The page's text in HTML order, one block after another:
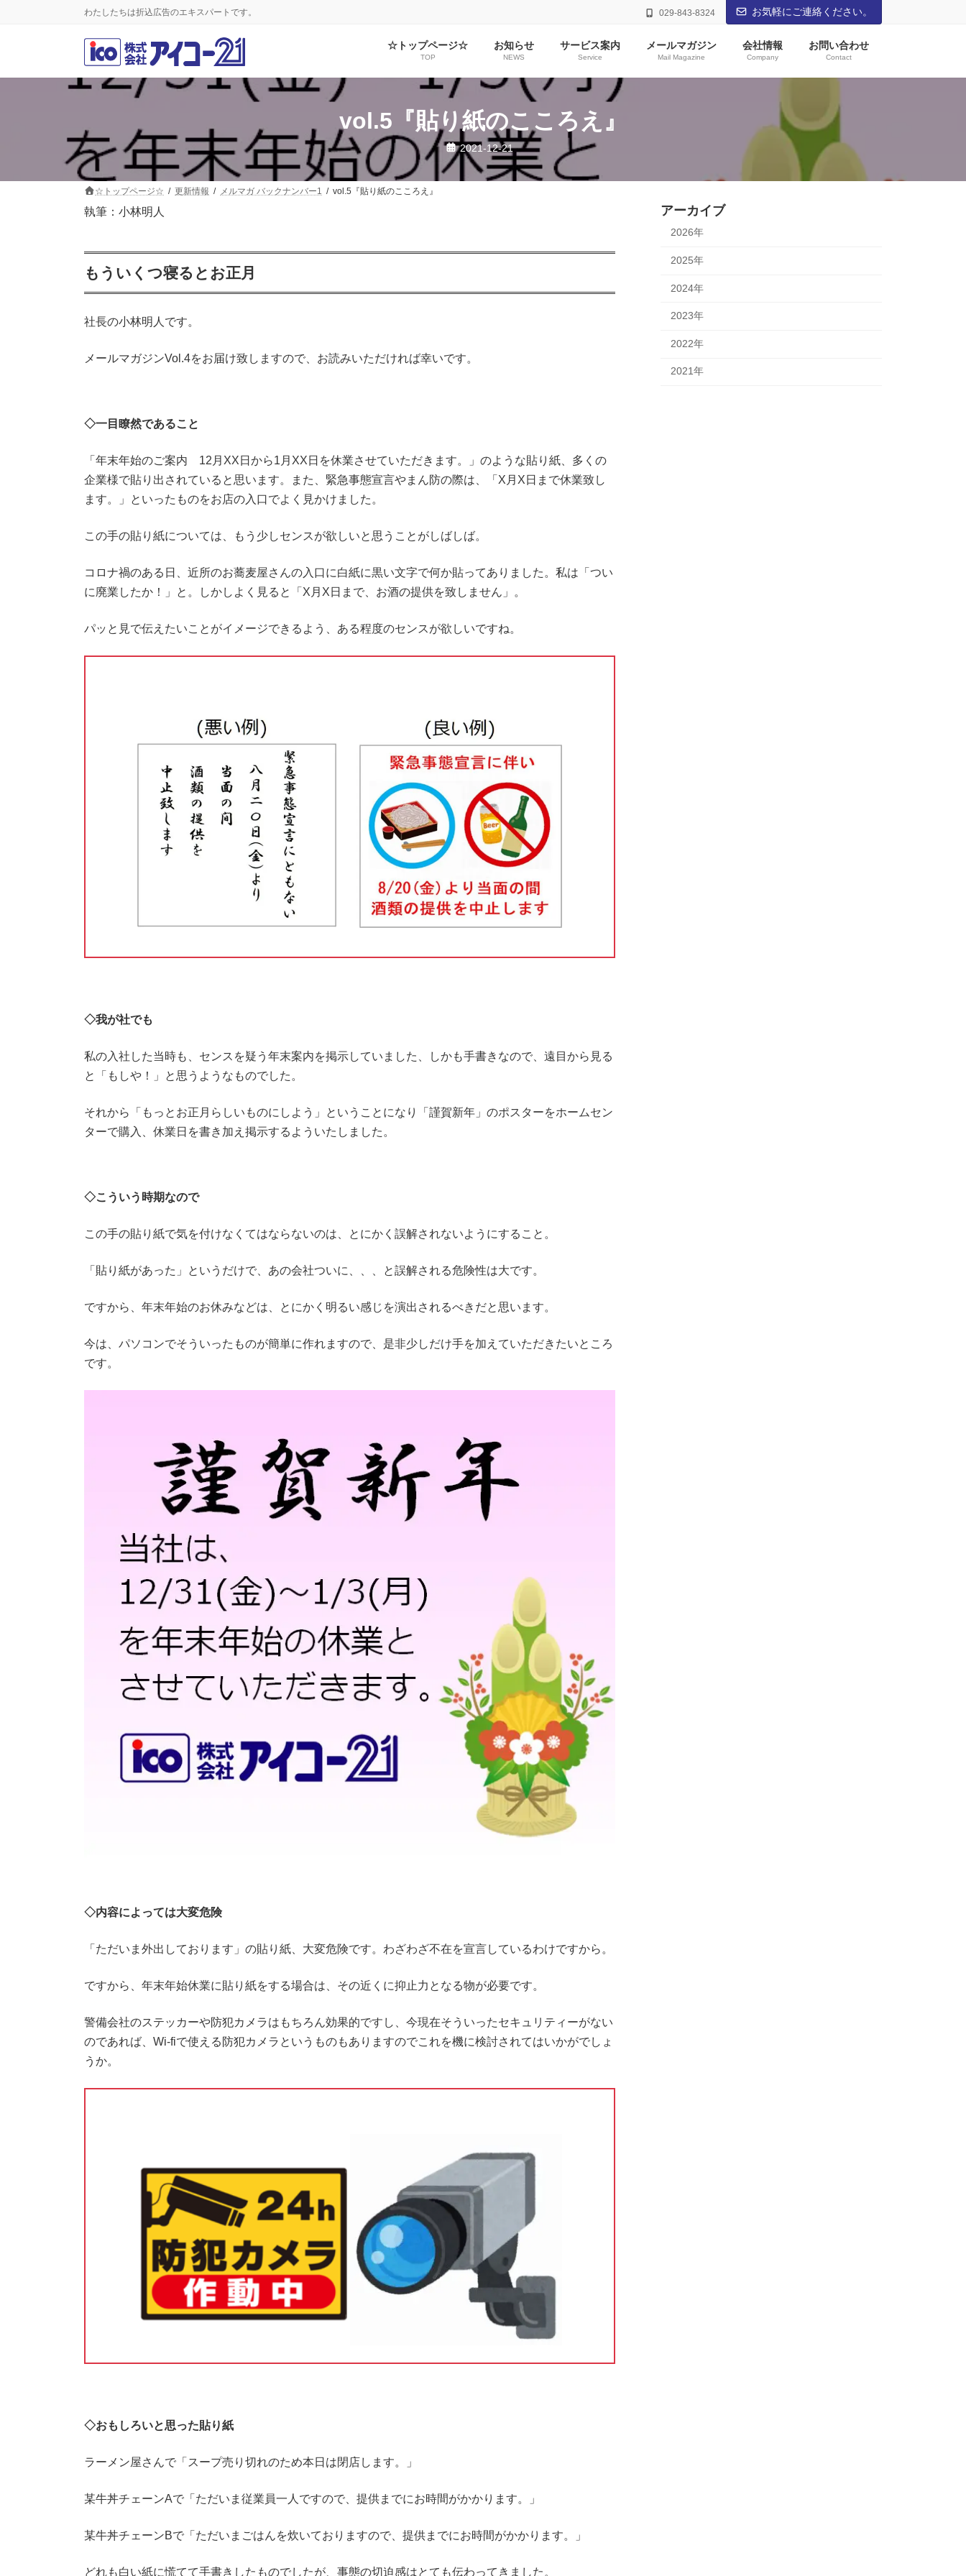
へ
ョ
わたしたちは折込広告のエキスパートです。 029-843-8324 お気軽にご連絡ください。
☆トップページ☆
TOP
お知らせ
NEWS
サービス案内
Service
メールマガジン
Mail Magazine
会社情報
Company
お問い合わせ
Contact
vol.5『貼り紙のこころえ』
2021-12-21
☆トップページ☆ 更新情報 メルマガ バックナンバー1 vol.5『貼り紙のこころえ』
執筆：小林明人
もういくつ寝るとお正月
社長の小林明人です。
メールマガジンVol.4をお届け致しますので、お読みいただければ幸いです。
◇一目瞭然であること
「年末年始のご案内 12月XX日から1月XX日を休業させていただきます。」のような貼り紙、多くの
企業様で貼り出されていると思います。また、緊急事態宣言やまん防の際は、「X月X日まで休業致し
ます。」といったものをお店の入口でよく見かけました。
この手の貼り紙については、もう少しセンスが欲しいと思うことがしばしば。
コロナ禍のある日、近所のお蕎麦屋さんの入口に白紙に黒い文字で何か貼ってありました。私は「つい
に廃業したか！」と。しかしよく見ると「X月X日まで、お酒の提供を致しません」。
パッと見で伝えたいことがイメージできるよう、ある程度のセンスが欲しいですね。
◇我が社でも
私の入社した当時も、センスを疑う年末案内を掲示していました、しかも手書きなので、遠目から見る
と「もしや！」と思うようなものでした。
それから「もっとお正月らしいものにしよう」ということになり「謹賀新年」のポスターをホームセン
ターで購入、休業日を書き加え掲示するよういたしました。
◇こういう時期なので
この手の貼り紙で気を付けなくてはならないのは、とにかく誤解されないようにすること。
「貼り紙があった」というだけで、あの会社ついに、、、と誤解される危険性は大です。
ですから、年末年始のお休みなどは、とにかく明るい感じを演出されるべきだと思います。
今は、パソコンでそういったものが簡単に作れますので、是非少しだけ手を加えていただきたいところ
です。
◇内容によっては大変危険
「ただいま外出しております」の貼り紙、大変危険です。わざわざ不在を宣言しているわけですから。
ですから、年末年始休業に貼り紙をする場合は、その近くに抑止力となる物が必要です。
警備会社のステッカーや防犯カメラはもちろん効果的ですし、今現在そういったセキュリティーがない
のであれば、Wi-fiで使える防犯カメラというものもありますのでこれを機に検討されてはいかがでしょ
うか。
◇おもしろいと思った貼り紙
ラーメン屋さんで「スープ売り切れのため本日は閉店します。」
某牛丼チェーンAで「ただいま従業員一人ですので、提供までにお時間がかかります。」
某牛丼チェーンBで「ただいまごはんを炊いておりますので、提供までにお時間がかかります。」
どれも白い紙に慌てて手書きしたものでしたが、事態の切迫感はとても伝わってきました。
アーカイブ
2026年
2025年
2024年
2023年
2022年
2021年